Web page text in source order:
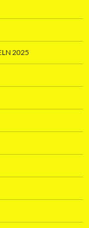
2025